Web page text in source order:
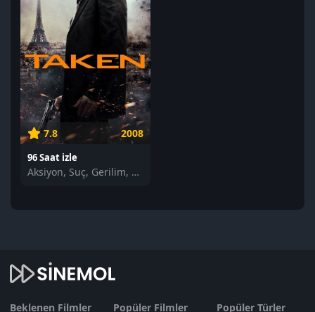
7.8 2008
96 Saat izle
Aksiyon, Suç, Gerilim, Polisiye
Beklenen Filmler
Popüler Filmler
Popüler Türler